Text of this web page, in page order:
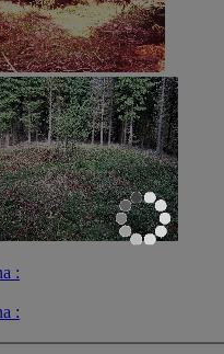
Deskribapena :
Deskribapena :